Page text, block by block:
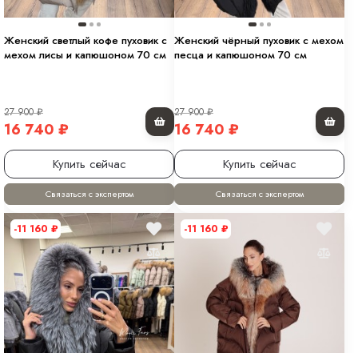
Женский светлый кофе пуховик с
мехом лисы и капюшоном 70 см
27 900₽
16 740 ₽
Купить сейчас
Связаться с экспертом
Женский чёрный пуховик с мехом
песца и капюшоном 70 см
27 900₽
16 740 ₽
Купить сейчас
Связаться с экспертом
-11 160 ₽ -11 160 ₽